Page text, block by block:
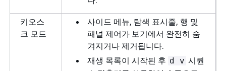
키오스
크 모드
사이드 메뉴, 탐색 표시줄, 행 및
패널 제어가 보기에서 완전히 숨
겨지거나 제거됩니다.
재생 목록이 시작된 후 d v 시퀀